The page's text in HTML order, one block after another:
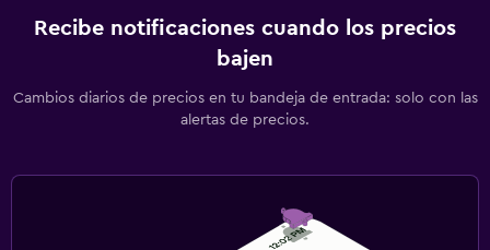
Recibe notificaciones cuando los precios
bajen
Cambios diarios de precios en tu bandeja de entrada: solo con las
alertas de precios.